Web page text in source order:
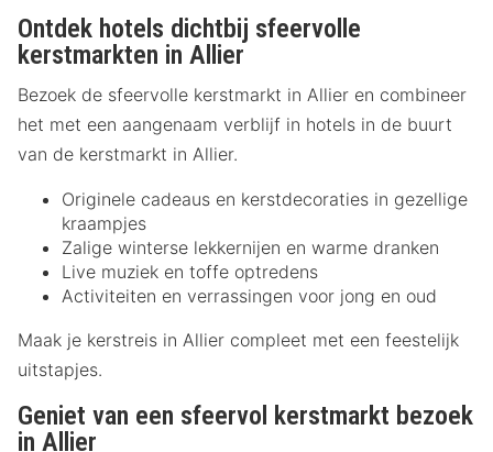
Ontdek hotels dichtbij sfeervolle
kerstmarkten in Allier
Bezoek de sfeervolle kerstmarkt in Allier en combineer
het met een aangenaam verblijf in hotels in de buurt
van de kerstmarkt in Allier.
Originele cadeaus en kerstdecoraties in gezellige
kraampjes
Zalige winterse lekkernijen en warme dranken
Live muziek en toffe optredens
Activiteiten en verrassingen voor jong en oud
Maak je kerstreis in Allier compleet met een feestelijk
uitstapjes.
Geniet van een sfeervol kerstmarkt bezoek
in Allier